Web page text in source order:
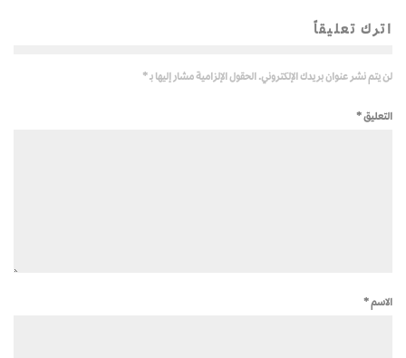
اترك تعليقاً
لن يتم نشر عنوان بريدك الإلكتروني. الحقول الإلزامية مشار إليها بـ*
التعليق*
الاسم*